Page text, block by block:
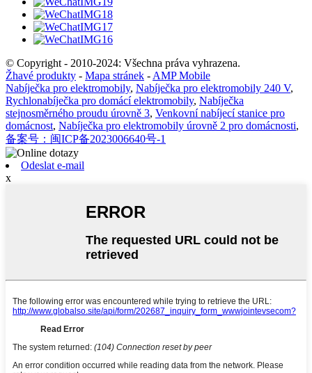
© Copyright - 2010-2024: Všechna práva vyhrazena.
Žhavé produkty - Mapa stránek - AMP Mobile
Nabíječka pro elektromobily, Nabíječka pro elektromobily 240 V,
Rychlonabíječka pro domácí elektromobily, Nabíječka
stejnosměrného proudu úrovně 3, Venkovní nabíjecí stanice pro
domácnost, Nabíječka pro elektromobily úrovně 2 pro domácnosti,
备案号：闽ICP备2023006640号-1
Odeslat e-mail
x